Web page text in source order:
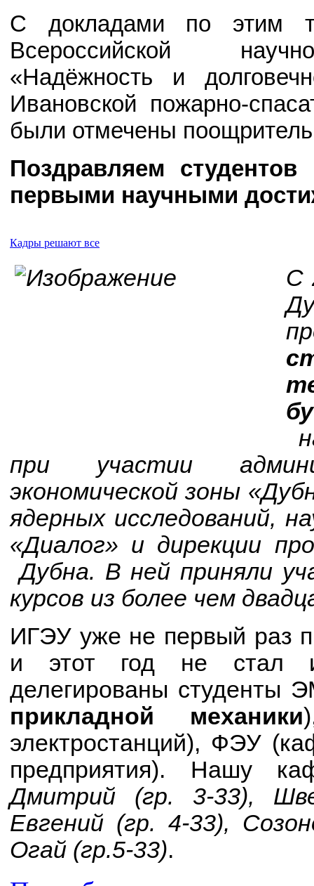
С докладами по этим
Всероссийской
«Надёжность и
Ивановской пожарно-
были отмечены
Поздравляем
первыми научными
Кадры решают все
C
при участии
экономической зоны
ядерных исследований,
«Диалог» и дирекции
Дубна. В ней приняли
курсов из более чем
ИГЭУ уже не первый раз
и этот год не стал
делегированы студенты
прикладной механики
электростанций), ФЭУ
предприятия). Нашу
Дмитрий (гр. 3-33),
Евгений (гр. 4-33),
Огай (гр.5-33).